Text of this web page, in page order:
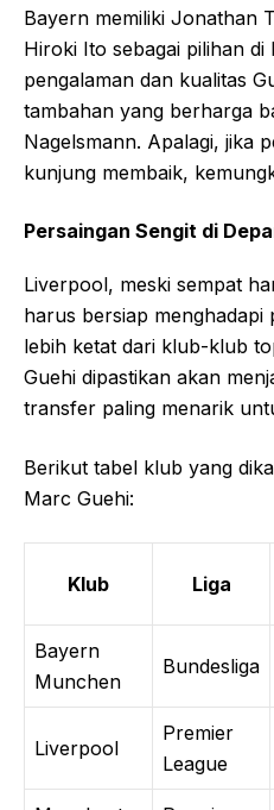
Bayern memiliki Jonathan
Hiroki Ito sebagai pilihan di
pengalaman dan kualitas
tambahan yang berharga
Nagelsmann. Apalagi, jika
kunjung membaik,
Persaingan Sengit di
Liverpool, meski sempat
harus bersiap menghadapi
lebih ketat dari klub-klub
Guehi dipastikan akan
transfer paling menarik
Berikut tabel klub yang
Marc Guehi:
Klub Liga
Bayern
Munchen
Bundesliga
Liverpool
Premier
League